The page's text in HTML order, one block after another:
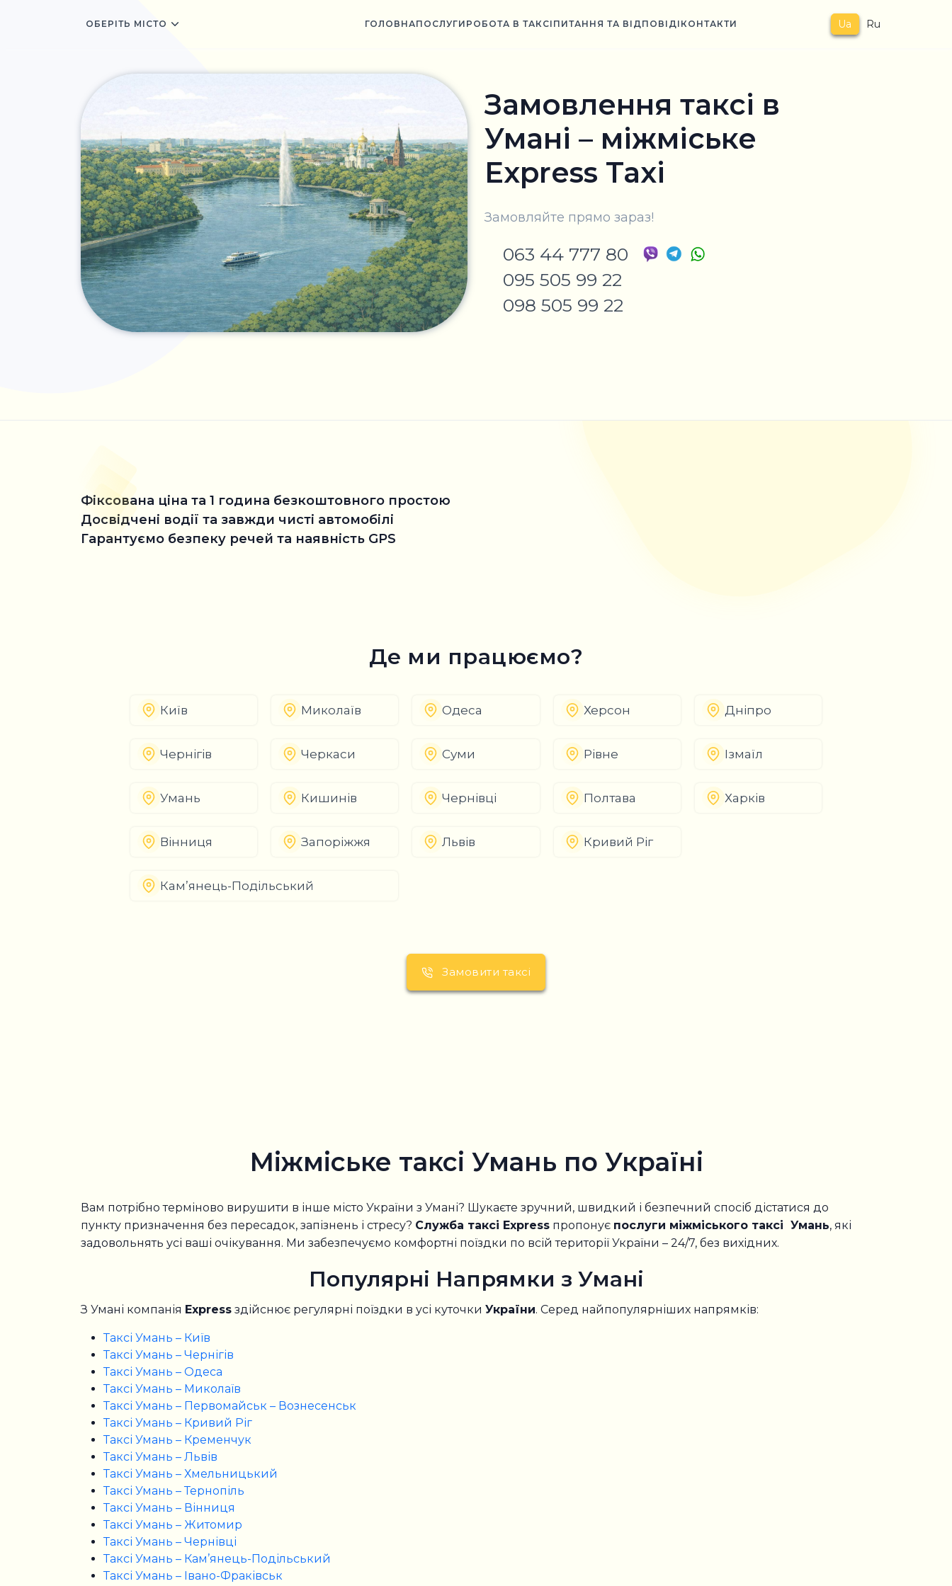
ОБЕРІТЬ МІСТО ГОЛОВНАПОСЛУГИ РОБОТА В ТАКСІ ПИТАННЯ ТА ВІДПОВІДІ КОНТАКТИ Ua Ru
Замовлення таксі в
Умані – міжміське
Express Taxi
Замовляйте прямо зараз!
063 44 777 80
095 505 99 22
098 505 99 22
Фіксована ціна та 1 година безкоштовного простою
Досвідчені водії та завжди чисті автомобілі
Гарантуємо безпеку речей та наявність GPS
Де ми працюємо?
Київ Миколаїв Одеса Херсон Дніпро
Чернігів Черкаси Суми Рівне Ізмаїл
Умань Кишинів Чернівці Полтава Харків
Вінниця Запоріжжя Львів Кривий Ріг
Кам’янець-Подільський
Замовити таксі
Міжміське таксі Умань по Україні
Вам потрібно терміново вирушити в інше місто України з Умані? Шукаєте зручний, швидкий і безпечний спосіб дістатися до
пункту призначення без пересадок, запізнень і стресу? Служба таксі Express пропонує послуги міжміського таксі Умань, які
задовольнять усі ваші очікування. Ми забезпечуємо комфортні поїздки по всій території України – 24/7, без вихідних.
Популярні Напрямки з Умані
З Умані компанія Express здійснює регулярні поїздки в усі куточки України. Серед найпопулярніших напрямків:
Таксі Умань – Київ
Таксі Умань – Чернігів
Таксі Умань – Одеса
Таксі Умань – Миколаїв
Таксі Умань – Первомайськ – Вознесенськ
Таксі Умань – Кривий Ріг
Таксі Умань – Кременчук
Таксі Умань – Львів
Таксі Умань – Хмельницький
Таксі Умань – Тернопіль
Таксі Умань – Вінниця
Таксі Умань – Житомир
Таксі Умань – Чернівці
Таксі Умань – Кам’янець-Подільський
Таксі Умань – Івано-Фраківськ